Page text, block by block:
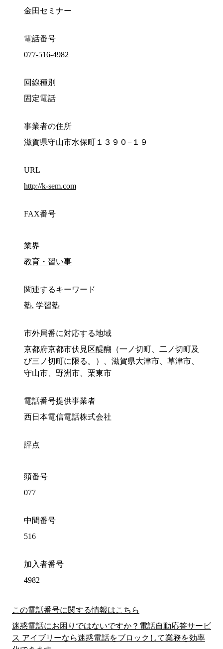
金田セミナー
電話番号
077-516-4982
回線種別
固定電話
事業者の住所
滋賀県守山市水保町１３９０−１９
URL
http://k-sem.com
FAX番号
業界
教育・習い事
関連するキーワード
塾, 学習塾
市外局番に対応する地域
京都府京都市伏見区醍醐（一ノ切町、二ノ切町及
び三ノ切町に限る。）、滋賀県大津市、草津市、
守山市、野洲市、栗東市
電話番号提供事業者
西日本電信電話株式会社
評点
頭番号
077
中間番号
516
加入者番号
4982
この電話番号に関する情報はこちら
迷惑電話にお困りではないですか？電話自動応答サービ
ス アイブリーなら迷惑電話をブロックして業務を効率